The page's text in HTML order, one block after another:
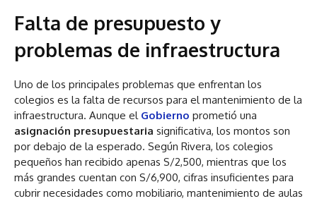
Falta de presupuesto y
problemas de infraestructura
Uno de los principales problemas que enfrentan los
colegios es la falta de recursos para el mantenimiento de la
infraestructura. Aunque el Gobierno prometió una
asignación presupuestaria significativa, los montos son
por debajo de la esperado. Según Rivera, los colegios
pequeños han recibido apenas S/2,500, mientras que los
más grandes cuentan con S/6,900, cifras insuficientes para
cubrir necesidades como mobiliario, mantenimiento de aulas